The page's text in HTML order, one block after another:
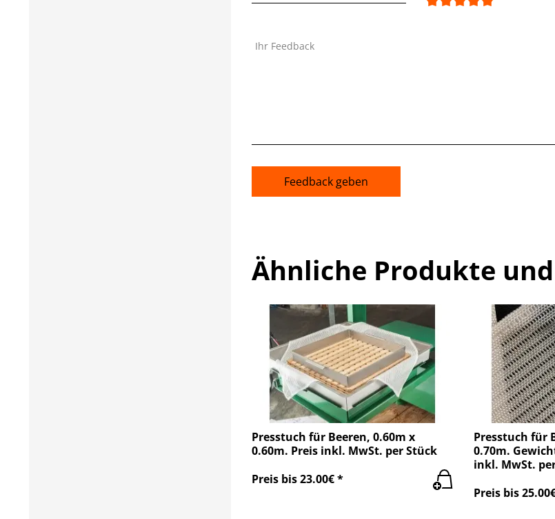
Ihr Feedback
Feedback geben
Ähnliche Produkte
Presstuch für Beeren, 0.60m x
0.60m. Preis inkl. MwSt. per Stück
Preis bis 23.00€ *
Presstuch für
0.70m.
inkl. MwSt.
Preis bis